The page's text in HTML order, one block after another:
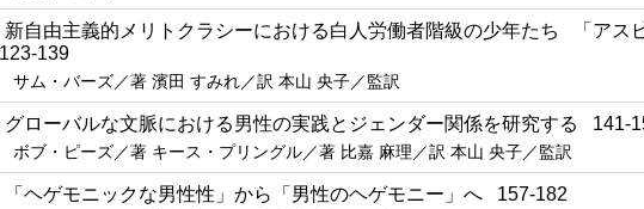
新自由主義的メリトクラシーにおける白人労働者階級の少年たち 「アス
139
サム・バーズ／著 濱田 すみれ／訳 本山 央子／監訳
グローバルな文脈における男性の実践とジェンダー関係を研究する 141-
ボブ・ピーズ／著 キース・プリングル／著 比嘉 麻理／訳 本山 央子／監訳
「ヘゲモニックな男性性」から「男性のヘゲモニー」へ 157-182